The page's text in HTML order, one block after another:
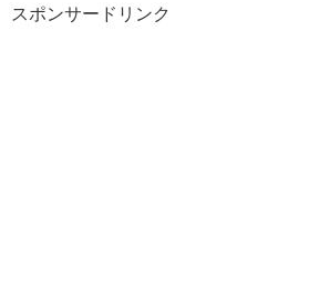
スポンサードリンク